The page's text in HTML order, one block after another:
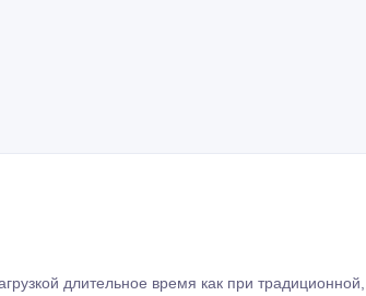
длительное время как при традиционной,